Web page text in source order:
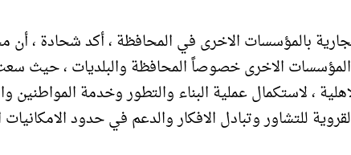
بالمؤسسات الاخرى في المحافظة ، أكد شحادة ، أن
المؤسسات الاخرى خصوصاً المحافظة والبلديات ، حيث
، لاستكمال عملية البناء والتطور وخدمة المواطنين
للتشاور وتبادل الافكار والدعم في حدود الامكانيات